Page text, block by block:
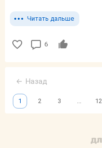
Читать дальше
6
Назад
1 2 3 ... 12